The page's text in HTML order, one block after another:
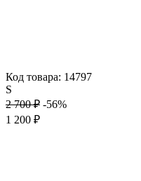
Код товара: 14797
S
2 700 ₽ -56%
1 200 ₽